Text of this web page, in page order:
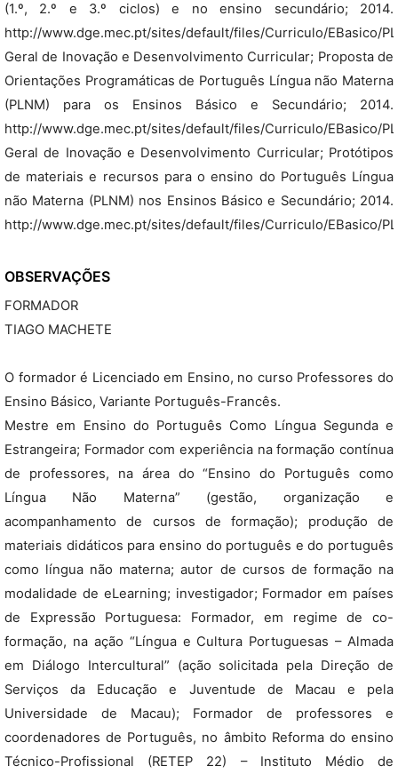
(1.º, 2.º e 3.º ciclos) e no ensino secundário; 2014.
http://www.dge.mec.pt/sites/default/files/Curriculo/EBasico/
Geral de Inovação e Desenvolvimento Curricular; Proposta de
Orientações Programáticas de Português Língua não Materna
(PLNM) para os Ensinos Básico e Secundário; 2014.
http://www.dge.mec.pt/sites/default/files/Curriculo/EBasico/
Geral de Inovação e Desenvolvimento Curricular; Protótipos
de materiais e recursos para o ensino do Português Língua
não Materna (PLNM) nos Ensinos Básico e Secundário; 2014.
http://www.dge.mec.pt/sites/default/files/Curriculo/EBasico/
OBSERVAÇÕES
FORMADOR
TIAGO MACHETE
O formador é Licenciado em Ensino, no curso Professores do
Ensino Básico, Variante Português-Francês.
Mestre em Ensino do Português Como Língua Segunda e
Estrangeira; Formador com experiência na formação contínua
de professores, na área do “Ensino do Português como
Língua Não Materna” (gestão, organização e
acompanhamento de cursos de formação); produção de
materiais didáticos para ensino do português e do português
como língua não materna; autor de cursos de formação na
modalidade de eLearning; investigador; Formador em países
de Expressão Portuguesa: Formador, em regime de co-
formação, na ação “Língua e Cultura Portuguesas – Almada
em Diálogo Intercultural” (ação solicitada pela Direção de
Serviços da Educação e Juventude de Macau e pela
Universidade de Macau); Formador de professores e
coordenadores de Português, no âmbito Reforma do ensino
Técnico-Profissional (RETEP 22) – Instituto Médio de